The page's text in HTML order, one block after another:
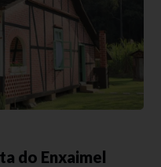
do Enxaimel